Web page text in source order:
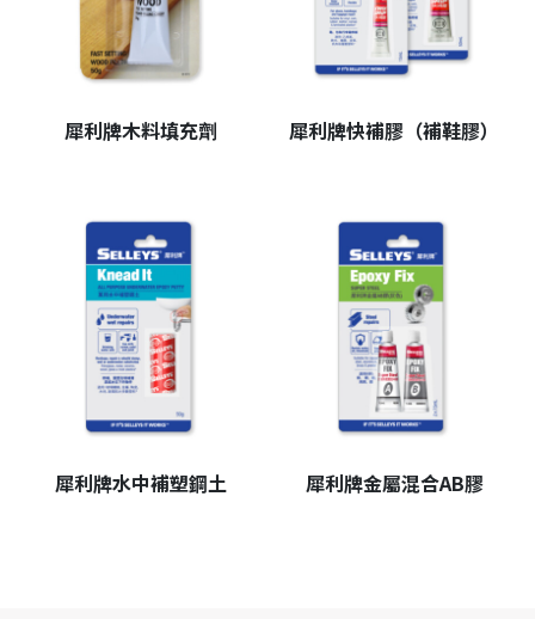
犀利牌木料填充劑 犀利牌快補膠（補鞋膠）
犀利牌水中補塑鋼土 犀利牌金屬混合AB膠